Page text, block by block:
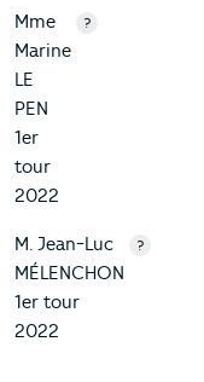
Mme
Marine
LE
PEN
1er
tour
2022
?
M. Jean-Luc
MÉLENCHON
1er tour
2022
?